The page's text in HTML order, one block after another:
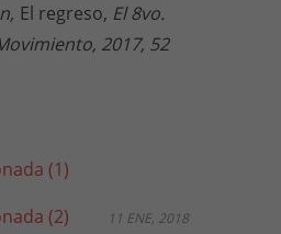
El regreso, El 8vo.
2017, 52
(1)
(2)
11 ENE, 2018